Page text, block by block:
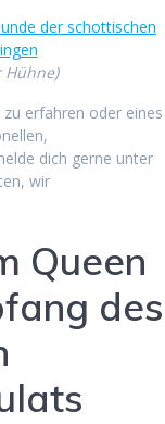
der schottischen
Hühne)
erfahren oder eines
dich gerne unter
wir
Queen
des